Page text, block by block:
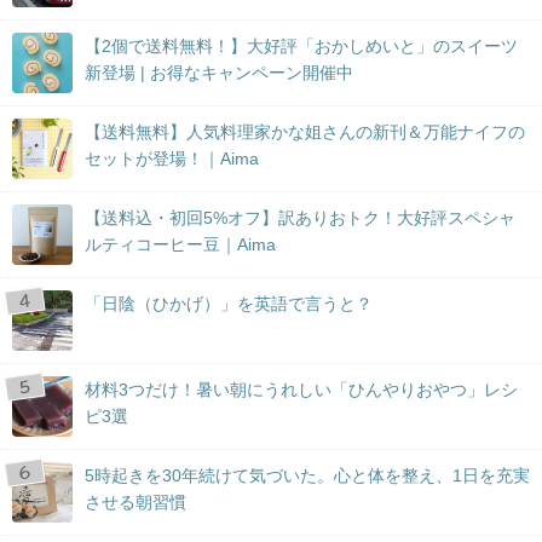
【2個で送料無料！】大好評「おかしめいと」のスイーツ
新登場 | お得なキャンペーン開催中
【送料無料】人気料理家かな姐さんの新刊＆万能ナイフの
セットが登場！｜Aima
【送料込・初回5%オフ】訳ありおトク！大好評スペシャ
ルティコーヒー豆｜Aima
「日陰（ひかげ）」を英語で言うと？
材料3つだけ！暑い朝にうれしい「ひんやりおやつ」レシ
ピ3選
5時起きを30年続けて気づいた。心と体を整え、1日を充実
させる朝習慣